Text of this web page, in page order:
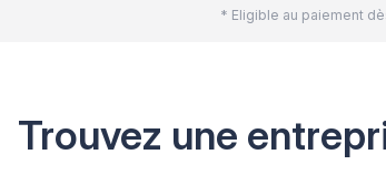
* Eligible au paiement
Trouvez une